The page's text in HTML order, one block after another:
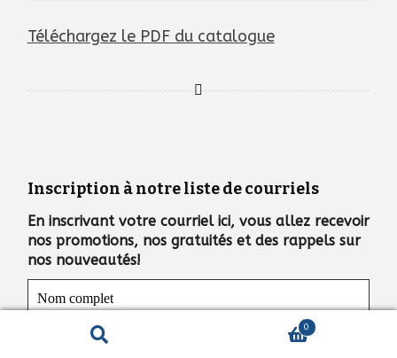
Téléchargez le PDF du catalogue
Inscription à notre liste de courriels
En inscrivant votre courriel ici, vous allez recevoir
nos promotions, nos gratuités et des rappels sur
nos nouveautés!
0